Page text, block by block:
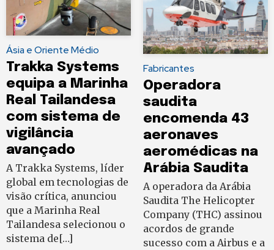
Ásia e Oriente Médio
Trakka Systems
equipa a Marinha
Real Tailandesa
com sistema de
vigilância
avançado
A Trakka Systems, líder
global em tecnologias de
visão crítica, anunciou
que a Marinha Real
Tailandesa selecionou o
sistema de[…]
Fabricantes
Operadora
saudita
encomenda 43
aeronaves
aeromédicas na
Arábia Saudita
A operadora da Arábia
Saudita The Helicopter
Company (THC) assinou
acordos de grande
sucesso com a Airbus e a